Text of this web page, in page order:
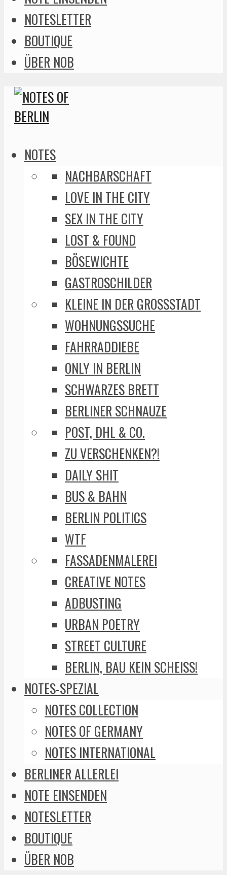
NOTESLETTER
BOUTIQUE
ÜBER NOB
NOTES
NACHBARSCHAFT
LOVE IN THE CITY
SEX IN THE CITY
LOST & FOUND
BÖSEWICHTE
GASTROSCHILDER
KLEINE IN DER GROSSSTADT
WOHNUNGSSUCHE
FAHRRADDIEBE
ONLY IN BERLIN
SCHWARZES BRETT
BERLINER SCHNAUZE
POST, DHL & CO.
ZU VERSCHENKEN?!
DAILY SHIT
BUS & BAHN
BERLIN POLITICS
WTF
FASSADENMALEREI
CREATIVE NOTES
ADBUSTING
URBAN POETRY
STREET CULTURE
BERLIN, BAU KEIN SCHEISS!
NOTES-SPEZIAL
NOTES COLLECTION
NOTES OF GERMANY
NOTES INTERNATIONAL
BERLINER ALLERLEI
NOTE EINSENDEN
NOTESLETTER
BOUTIQUE
ÜBER NOB